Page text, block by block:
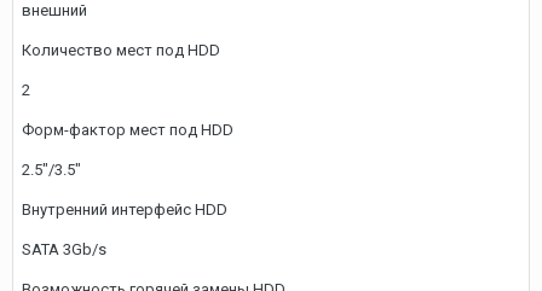
внешний
Количество мест под HDD
2
Форм-фактор мест под HDD
2.5"/3.5"
Внутренний интерфейс HDD
SATA 3Gb/s